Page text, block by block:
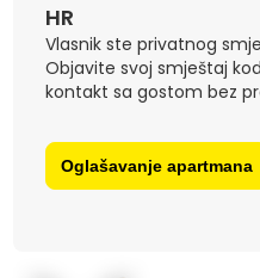
HR
Vlasnik ste privatnog
Objavite svoj smještaj
kontakt sa gostom bez
Oglašavanje apartmana